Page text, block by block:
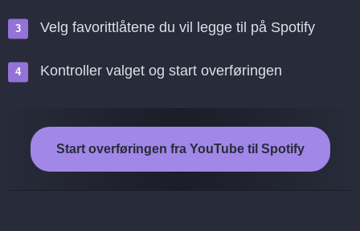
Velg favorittlåtene du vil legge til på Spotify
Kontroller valget og start overføringen
Start overføringen fra YouTube til Spotify